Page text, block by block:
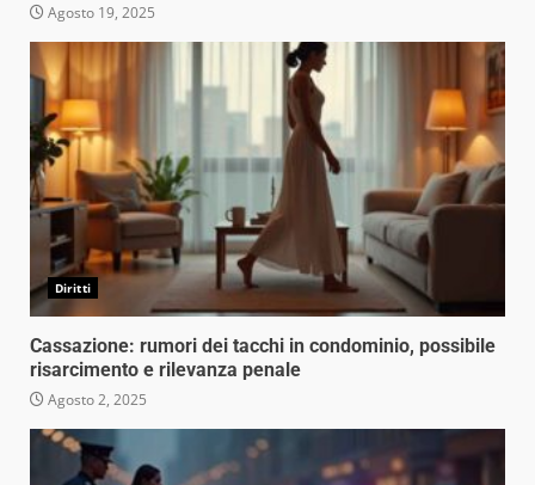
Agosto 19, 2025
Diritti
Cassazione: rumori dei tacchi in condominio, possibile
risarcimento e rilevanza penale
Agosto 2, 2025